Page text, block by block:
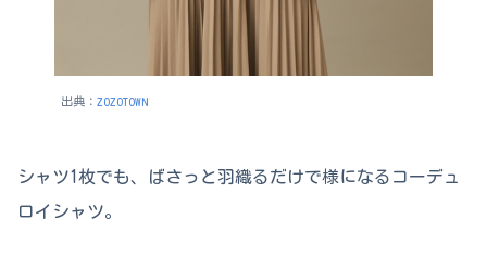
出典： ZOZOTOWN
シャツ1枚でも、ばさっと羽織るだけで様になるコーデュ
ロイシャツ。